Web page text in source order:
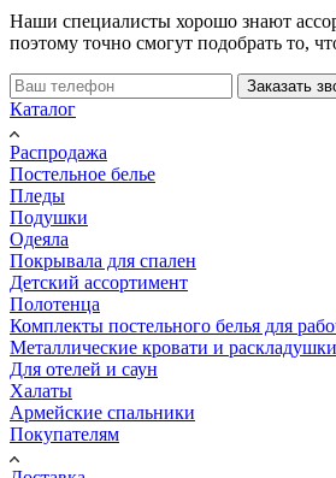
Наши специалисты хорошо знают
поэтому точно смогут подобрать то,
Заказать
Каталог
Распродажа
Постельное белье
Пледы
Подушки
Одеяла
Покрывала для спален
Детский ассортимент
Полотенца
Комплекты постельного белья для
Металлические кровати и раскладушки
Для отелей и саун
Халаты
Армейские спальники
Покупателям